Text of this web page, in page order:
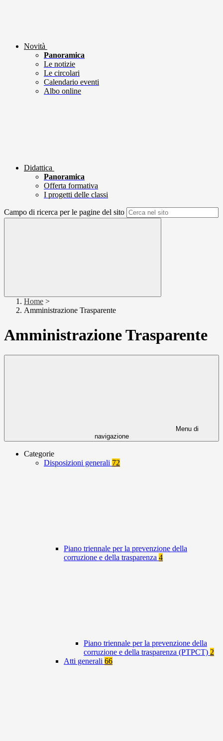
Novità
Panoramica
Le notizie
Le circolari
Calendario eventi
Albo online
Didattica
Panoramica
Offerta formativa
I progetti delle classi
Campo di ricerca per le pagine del sito
Home >
Amministrazione Trasparente
Amministrazione Trasparente
Menu di
navigazione
Categorie
Disposizioni generali 72
Piano triennale per la prevenzione della
corruzione e della trasparenza 4
Piano triennale per la prevenzione della
corruzione e della trasparenza (PTPCT) 2
Atti generali 66